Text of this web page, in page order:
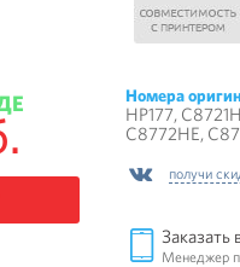
Номера
HP177,
C8772HE,
получи
Заказать
Менеджер